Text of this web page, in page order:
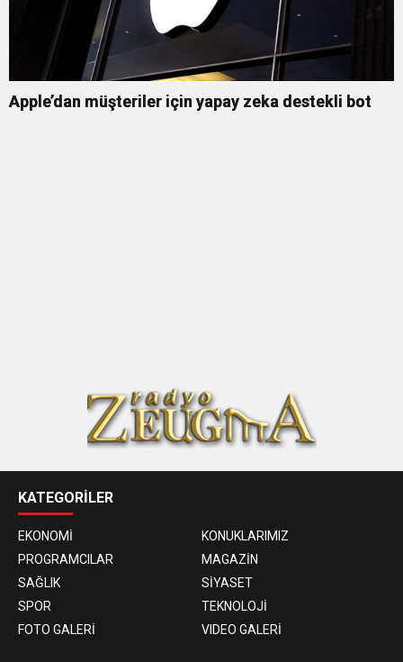
Apple’dan müşteriler için yapay zeka destekli bot
KATEGORİLER
EKONOMİ
KONUKLARIMIZ
PROGRAMCILAR
MAGAZİN
SAĞLIK
SİYASET
SPOR
TEKNOLOJİ
FOTO GALERİ
VIDEO GALERİ